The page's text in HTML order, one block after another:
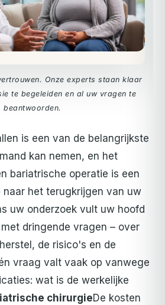
Onze experts staan klaar
te begeleiden en al uw vragen te
beantwoorden.
is een van de belangrijkste
kan nemen, en het
bariatrische operatie is een
naar het terugkrijgen van uw
uw onderzoek vult uw hoofd
dringende vragen – over
de risico's en de
vraag valt vaak op vanwege
wat is de werkelijke
chirurgieDe kosten